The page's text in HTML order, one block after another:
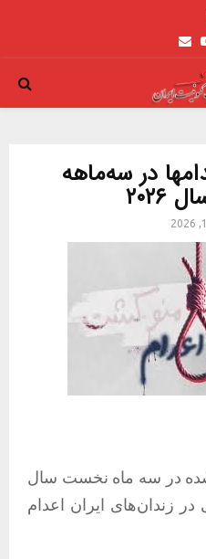
Youtube
Email
در سه‌ماهه
در سه ماه نخست سال
۱۶۰ زندانی در زندان‌های ایران اعدام